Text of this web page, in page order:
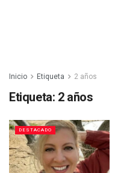
Inicio Etiqueta 2 años
Etiqueta: 2 años
DESTACADO